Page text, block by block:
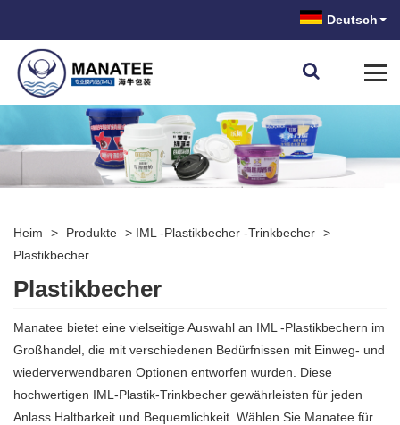
Deutsch
Heim > Produkte > IML -Plastikbecher -Trinkbecher >
Plastikbecher
Plastikbecher
Manatee bietet eine vielseitige Auswahl an IML -Plastikbechern im
Großhandel, die mit verschiedenen Bedürfnissen mit Einweg- und
wiederverwendbaren Optionen entworfen wurden. Diese
hochwertigen IML-Plastik-Trinkbecher gewährleisten für jeden
Anlass Haltbarkeit und Bequemlichkeit. Wählen Sie Manatee für